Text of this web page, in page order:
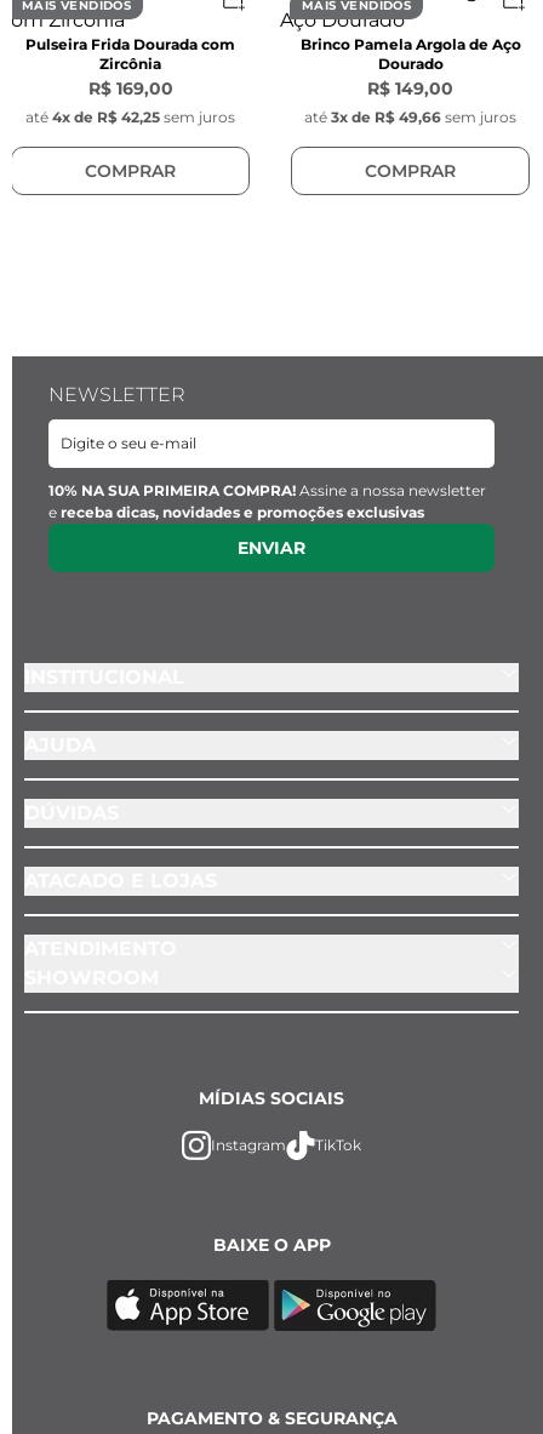
Espessura do anel: 2,3 mm
Cor: Prata
Modelo: Liso com frente retangular e parte
inferior mais grossa
Emoticons, símbolos especiais ou atalhos de
teclado não são permitidos.
-A fonte utilizada na personalização é a
MAIS VENDIDOS
Pulseira Frida Dourada com
Zircônia
R$ 169,00
até 4x de R$ 42,25 sem juros
COMPRAR
MAIS VENDIDOS
Brinco Pamela Argola de Aço
Dourado
R$ 149,00
até 3x de R$ 49,66 sem juros
COMPRAR
NEWSLETTER
10% NA SUA PRIMEIRA COMPRA! Assine a nossa newsletter
e receba dicas, novidades e promoções exclusivas
ENVIAR
BAIXE O APP
MÍDIAS SOCIAIS
Instagram TikTok
PAGAMENTO & SEGURANÇA